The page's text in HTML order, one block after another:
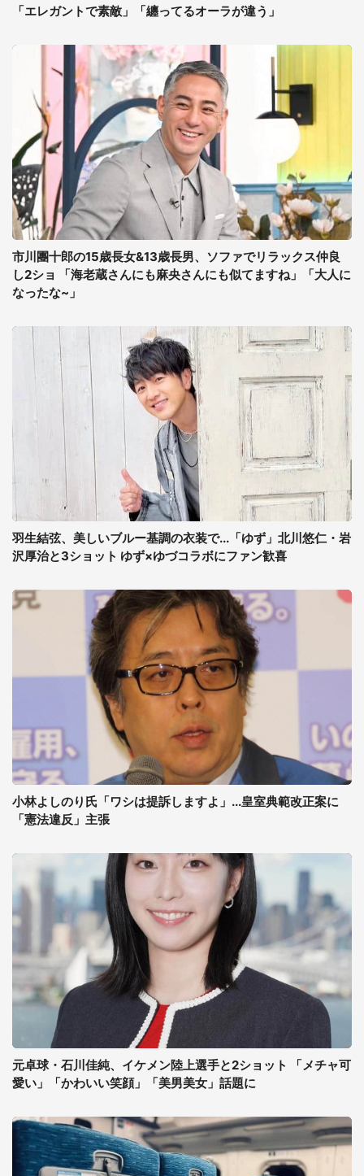
「エレガントで素敵」「纏ってるオーラが違う」
市川團十郎の15歳長女&13歳長男、ソファでリラックス仲良
し2ショ 「海老蔵さんにも麻央さんにも似てますね」「大人に
なったな~」
羽生結弦、美しいブルー基調の衣装で...「ゆず」北川悠仁・岩
沢厚治と3ショット ゆず×ゆづコラボにファン歓喜
小林よしのり氏「ワシは提訴しますよ」...皇室典範改正案に
「憲法違反」主張
元卓球・石川佳純、イケメン陸上選手と2ショット 「メチャ可
愛い」「かわいい笑顔」「美男美女」話題に